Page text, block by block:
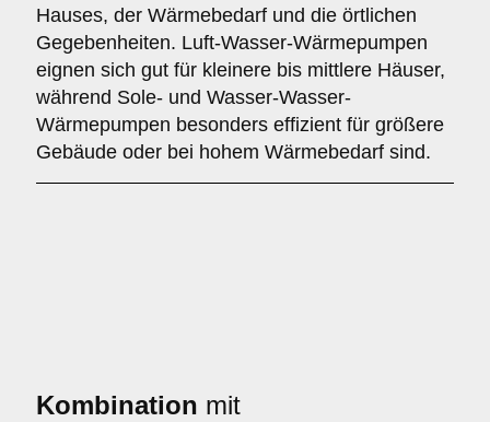
Hauses, der Wärmebedarf und die örtlichen
Gegebenheiten. Luft-Wasser-Wärmepumpen
eignen sich gut für kleinere bis mittlere Häuser,
während Sole- und Wasser-Wasser-
Wärmepumpen besonders effizient für größere
Gebäude oder bei hohem Wärmebedarf sind.
Kombination mit